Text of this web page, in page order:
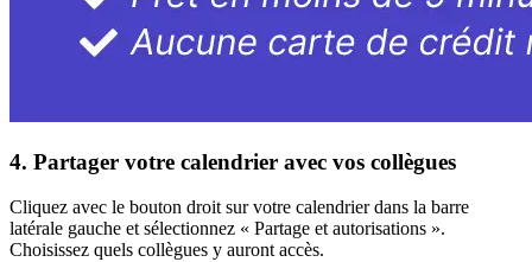
4. Partager votre calendrier avec vos collègues
Cliquez avec le bouton droit sur votre calendrier dans la barre
latérale gauche et sélectionnez « Partage et autorisations ».
Choisissez quels collègues y auront accès.